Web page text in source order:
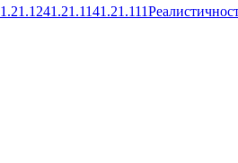
1.21.1241.21.1141.21.111